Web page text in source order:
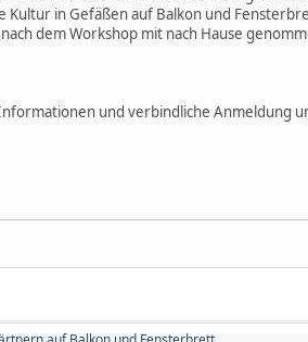
in Gefäßen auf Balkon und
dem Workshop mit nach Hause
und verbindliche Anmeldung